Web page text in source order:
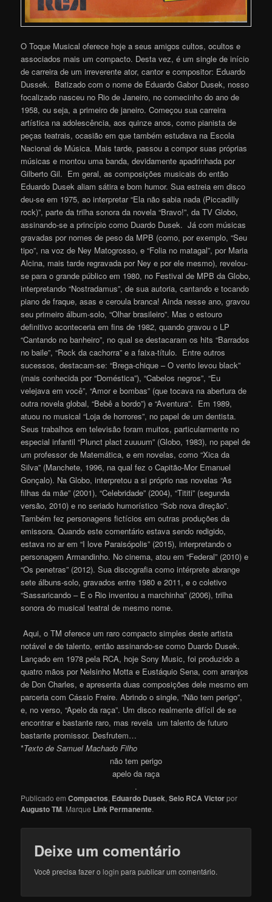
O Toque Musical oferece hoje a seus amigos cultos, ocultos e
associados mais um compacto. Desta vez, é um single de início
de carreira de um irreverente ator, cantor e compositor: Eduardo
Dussek. Batizado com o nome de Eduardo Gabor Dusek, nosso
focalizado nasceu no Rio de Janeiro, no comecinho do ano de
1958, ou seja, a primeiro de janeiro. Começou sua carreira
artística na adolescência, aos quinze anos, como pianista de
peças teatrais, ocasião em que também estudava na Escola
Nacional de Música. Mais tarde, passou a compor suas próprias
músicas e montou uma banda, devidamente apadrinhada por
Gilberto Gil. Em geral, as composições musicais do então
Eduardo Dusek aliam sátira e bom humor. Sua estreia em disco
deu-se em 1975, ao interpretar “Ela não sabia nada (Piccadilly
rock)”, parte da trilha sonora da novela “Bravo!”, da TV Globo,
assinando-se a princípio como Duardo Dusek. Já com músicas
gravadas por nomes de peso da MPB (como, por exemplo, “Seu
tipo”, na voz de Ney Matogrosso, e “Folia no matagal”, por Maria
Alcina, mais tarde regravada por Ney e por ele mesmo), revelou-
se para o grande público em 1980, no Festival de MPB da Globo,
interpretando “Nostradamus”, de sua autoria, cantando e tocando
piano de fraque, asas e ceroula branca! Ainda nesse ano, gravou
seu primeiro álbum-solo, “Olhar brasileiro”. Mas o estouro
definitivo aconteceria em fins de 1982, quando gravou o LP
“Cantando no banheiro”, no qual se destacaram os hits “Barrados
no baile”, “Rock da cachorra” e a faixa-título. Entre outros
sucessos, destacam-se: “Brega-chique – O vento levou black”
(mais conhecida por “Doméstica”), “Cabelos negros”, “Eu
velejava em você”, “Amor e bombas” (que tocava na abertura de
outra novela global, “Bebê a bordo”) e “Aventura”. Em 1989,
atuou no musical “Loja de horrores”, no papel de um dentista.
Seus trabalhos em televisão foram muitos, particularmente no
especial infantil “Plunct plact zuuuum” (Globo, 1983), no papel de
um professor de Matemática, e em novelas, como “Xica da
Silva” (Manchete, 1996, na qual fez o Capitão-Mor Emanuel
Gonçalo). Na Globo, interpretou a si próprio nas novelas “As
filhas da mãe” (2001), “Celebridade” (2004), “Tititi” (segunda
versão, 2010) e no seriado humorístico “Sob nova direção”.
Também fez personagens fictícios em outras produções da
emissora. Quando este comentário estava sendo redigido,
estava no ar em “I love Paraisópolis” (2015), interpretando o
personagem Armandinho. No cinema, atou em “Federal” (2010) e
“Os penetras” (2012). Sua discografia como intérprete abrange
sete álbuns-solo, gravados entre 1980 e 2011, e o coletivo
“Sassaricando – E o Rio inventou a marchinha” (2006), trilha
sonora do musical teatral de mesmo nome.
Aqui, o TM oferece um raro compacto simples deste artista
notável e de talento, então assinando-se como Duardo Dusek.
Lançado em 1978 pela RCA, hoje Sony Music, foi produzido a
quatro mãos por Nelsinho Motta e Eustáquio Sena, com arranjos
de Don Charles, e apresenta duas composições dele mesmo em
parceria com Cássio Freire. Abrindo o single, “Não tem perigo”,
e, no verso, “Apelo da raça”. Um disco realmente difícil de se
encontrar e bastante raro, mas revela um talento de futuro
bastante promissor. Desfrutem…
*Texto de Samuel Machado Filho
não tem perigo
apelo da raça
.
Publicado emCompactos, Eduardo Dusek,Selo RCA Victorpor
Augusto TM. Marque Link Permanente.
Deixe um comentário
Você precisa fazer ologin para publicar um comentário.